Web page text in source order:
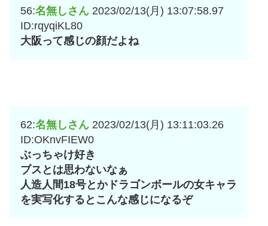
56:名無しさん 2023/02/13(月) 13:07:58.97
ID:rqyqiKL80
大阪って感じの顔だよね
62:名無しさん 2023/02/13(月) 13:11:03.26
ID:OKnvFIEW0
ぶっちゃけ好き
ブスとは思わないなぁ
人造人間18号とかドラゴンボールの女キャラ
を実写化するとこんな感じになるぞ